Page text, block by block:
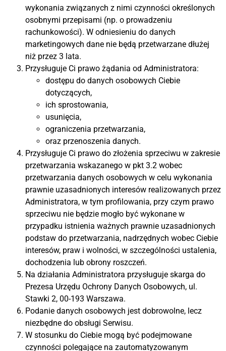
wykonania związanych z nimi czynności określonych
osobnymi przepisami (np. o prowadzeniu
rachunkowości). W odniesieniu do danych
marketingowych dane nie będą przetwarzane dłużej
niż przez 3 lata.
Przysługuje Ci prawo żądania od Administratora:
dostępu do danych osobowych Ciebie
dotyczących,
ich sprostowania,
usunięcia,
ograniczenia przetwarzania,
oraz przenoszenia danych.
Przysługuje Ci prawo do złożenia sprzeciwu w zakresie
przetwarzania wskazanego w pkt 3.2 wobec
przetwarzania danych osobowych w celu wykonania
prawnie uzasadnionych interesów realizowanych przez
Administratora, w tym profilowania, przy czym prawo
sprzeciwu nie będzie mogło być wykonane w
przypadku istnienia ważnych prawnie uzasadnionych
podstaw do przetwarzania, nadrzędnych wobec Ciebie
interesów, praw i wolności, w szczególności ustalenia,
dochodzenia lub obrony roszczeń.
Na działania Administratora przysługuje skarga do
Prezesa Urzędu Ochrony Danych Osobowych, ul.
Stawki 2, 00-193 Warszawa.
Podanie danych osobowych jest dobrowolne, lecz
niezbędne do obsługi Serwisu.
W stosunku do Ciebie mogą być podejmowane
czynności polegające na zautomatyzowanym